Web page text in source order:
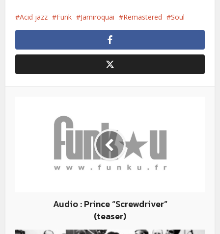
Acid jazz Funk Jamiroquai Remastered Soul
Audio : Prince “Screwdriver”
(teaser)